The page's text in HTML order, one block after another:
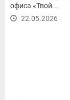
офиса «Твой...
22.05.2026